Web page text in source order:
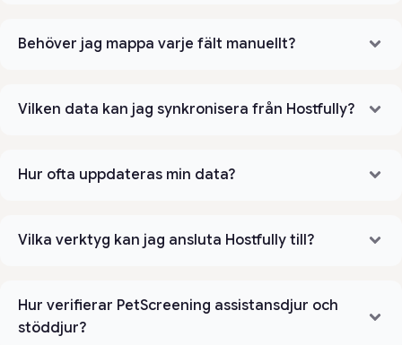
Behöver jag mappa varje fält manuellt?
Vilken data kan jag synkronisera från Hostfully?
Hur ofta uppdateras min data?
Vilka verktyg kan jag ansluta Hostfully till?
Hur verifierar PetScreening assistansdjur och
stöddjur?